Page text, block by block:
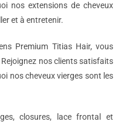
nos extensions de cheveux
et à entretenir.
Premium Titias Hair, vous
nos clients satisfaits
nos cheveux vierges sont les
closures, lace frontal et